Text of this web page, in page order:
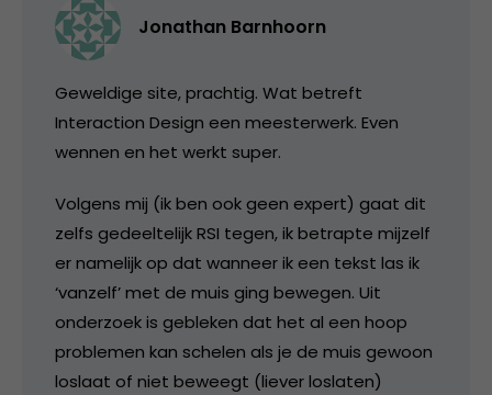
Jonathan Barnhoorn
Geweldige site, prachtig. Wat betreft
Interaction Design een meesterwerk. Even
wennen en het werkt super.
Volgens mij (ik ben ook geen expert) gaat dit
zelfs gedeeltelijk RSI tegen, ik betrapte mijzelf
er namelijk op dat wanneer ik een tekst las ik
‘vanzelf’ met de muis ging bewegen. Uit
onderzoek is gebleken dat het al een hoop
problemen kan schelen als je de muis gewoon
loslaat of niet beweegt (liever loslaten)